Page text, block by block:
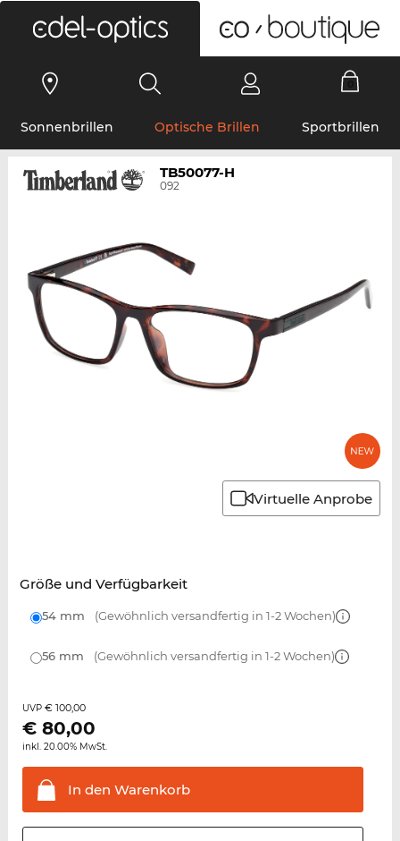
Sonnenbrillen Optische Brillen Sportbrillen
TB50077-H
092
Virtuelle Anprobe
Größe und Verfügbarkeit
54 mm (Gewöhnlich versandfertig in 1-2 Wochen)
56 mm (Gewöhnlich versandfertig in 1-2 Wochen)
UVP € 100,00
€ 80,00
inkl. 20.00% MwSt.
In den Warenkorb